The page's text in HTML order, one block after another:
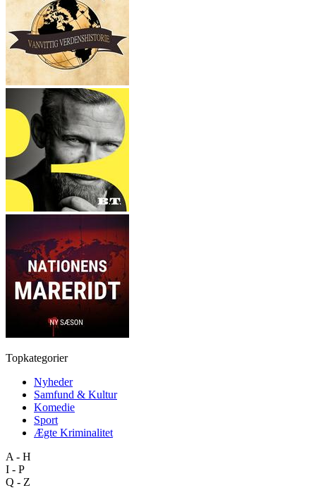
Topkategorier
Nyheder
Samfund & Kultur
Komedie
Sport
Ægte Kriminalitet
A - H
I - P
Q - Z